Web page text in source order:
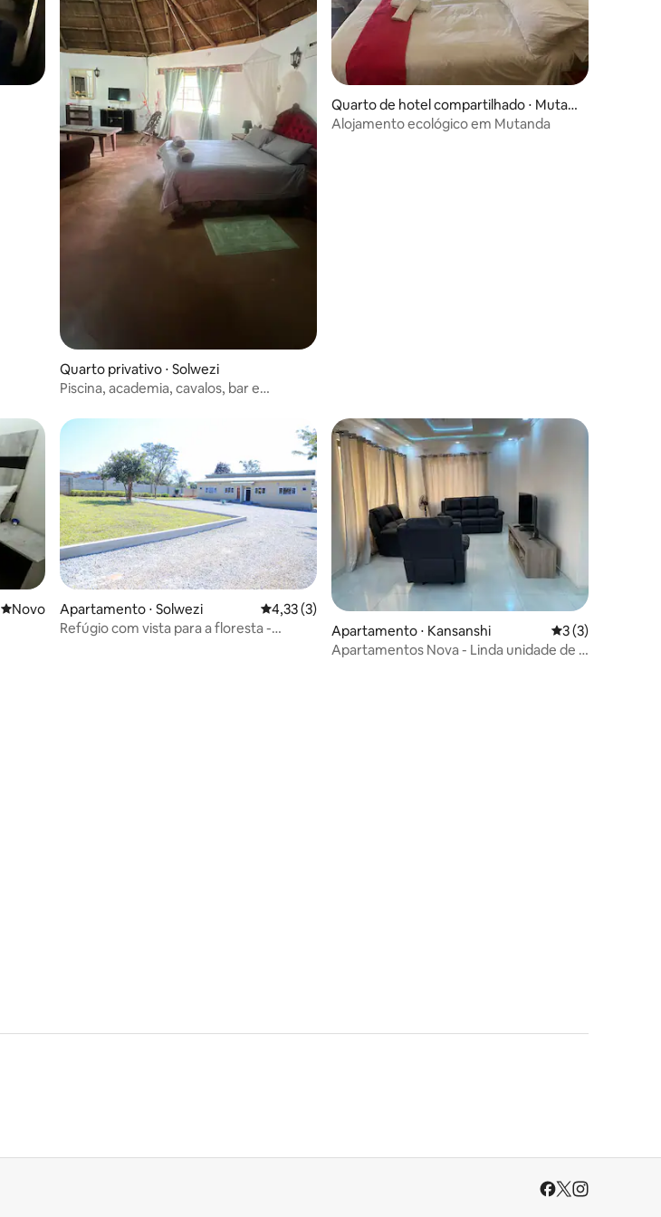
Quarto privativo ⋅ Solwezi
Piscina, academia, cavalos, bar e
Quarto de hotel compartilhado ⋅ Mutan
da
Alojamento ecológico em Mutanda
Novo lugar para ficar
Novo
Apartamento ⋅ Solwezi 4,33 de uma avaliação média de 5, 3 avaliações
4,33 (3)
Refúgio com vista para a floresta -
Apartamento ⋅ Kansanshi 3 de uma
3 (3)
Apartamentos Nova - Linda unidade de 3